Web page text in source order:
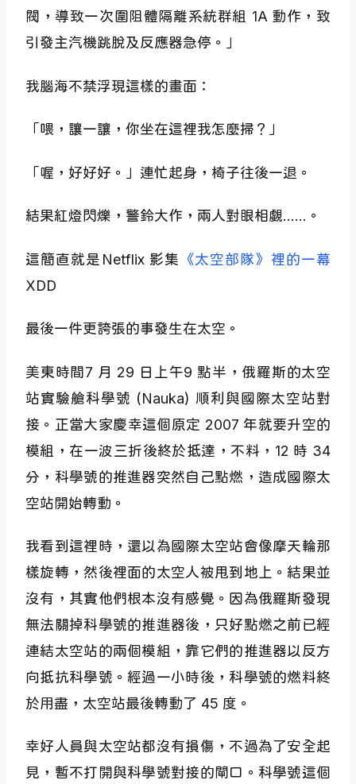
閥，導致一次圍阻體隔離系統群組 1A 動作，致
引發主汽機跳脫及反應器急停。」
我腦海不禁浮現這樣的畫面：
「喂，讓一讓，你坐在這裡我怎麼掃？」
「喔，好好好。」連忙起身，椅子往後一退。
結果紅燈閃爍，警鈴大作，兩人對眼相覷……。
這簡直就是Netflix 影集 《太空部隊》裡的一幕
XDD
最後一件更誇張的事發生在太空。
美東時間7 月 29 日上午9 點半，俄羅斯的太空
站實驗艙科學號 (Nauka) 順利與國際太空站對
接。正當大家慶幸這個原定 2007 年就要升空的
模組，在一波三折後終於抵達，不料，12 時 34
分，科學號的推進器突然自己點燃，造成國際太
空站開始轉動。
我看到這裡時，還以為國際太空站會像摩天輪那
樣旋轉，然後裡面的太空人被甩到地上。結果並
沒有，其實他們根本沒有感覺。因為俄羅斯發現
無法關掉科學號的推進器後，只好點燃之前已經
連結太空站的兩個模組，靠它們的推進器以反方
向抵抗科學號。經過一小時後，科學號的燃料終
於用盡，太空站最後轉動了 45 度。
幸好人員與太空站都沒有損傷，不過為了安全起
見，暫不打開與科學號對接的閘口。科學號這個